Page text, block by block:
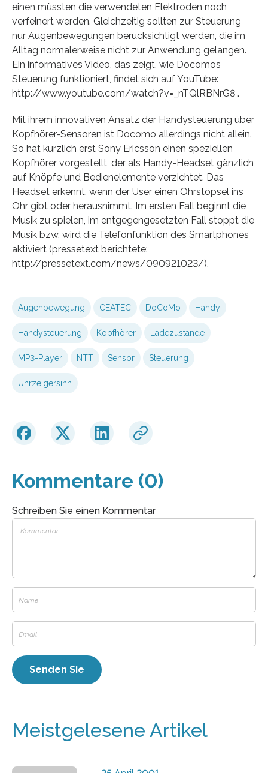
einen müssten die verwendeten Elektroden noch
verfeinert werden. Gleichzeitig sollten zur Steuerung
nur Augenbewegungen berücksichtigt werden, die im
Alltag normalerweise nicht zur Anwendung gelangen.
Ein informatives Video, das zeigt, wie Docomos
Steuerung funktioniert, findet sich auf YouTube:
http://www.youtube.com/watch?v=_nTQlRBNrG8 .
Mit ihrem innovativen Ansatz der Handysteuerung über
Kopfhörer-Sensoren ist Docomo allerdings nicht allein.
So hat kürzlich erst Sony Ericsson einen speziellen
Kopfhörer vorgestellt, der als Handy-Headset gänzlich
auf Knöpfe und Bedienelemente verzichtet. Das
Headset erkennt, wenn der User einen Ohrstöpsel ins
Ohr gibt oder herausnimmt. Im ersten Fall beginnt die
Musik zu spielen, im entgegengesetzten Fall stoppt die
Musik bzw. wird die Telefonfunktion des Smartphones
aktiviert (pressetext berichtete:
http://pressetext.com/news/090921023/).
Augenbewegung CEATEC DoCoMo Handy
Handysteuerung Kopfhörer Ladezustände
MP3-Player NTT Sensor Steuerung
Uhrzeigersinn
Kommentare (0)
Schreiben Sie einen Kommentar
Meistgelesene Artikel